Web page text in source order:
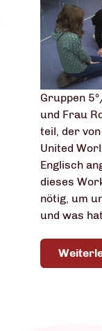
Gruppen
und Frau
teil, der
United
Englisch
dieses
nötig, um
und was